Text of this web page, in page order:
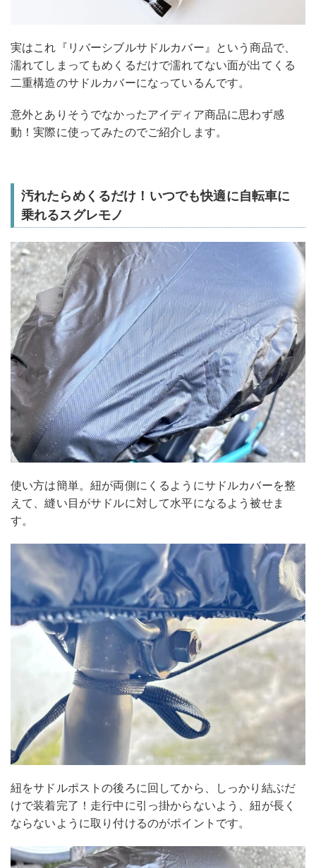
実はこれ『リバーシブルサドルカバー』という商品で、
濡れてしまってもめくるだけで濡れてない面が出てくる
二重構造のサドルカバーになっているんです。
意外とありそうでなかったアイディア商品に思わず感
動！実際に使ってみたのでご紹介します。
汚れたらめくるだけ！いつでも快適に自転車に
乗れるスグレモノ
使い方は簡単。紐が両側にくるようにサドルカバーを整
えて、縫い目がサドルに対して水平になるよう被せま
す。
紐をサドルポストの後ろに回してから、しっかり結ぶだ
けで装着完了！走行中に引っ掛からないよう、紐が長く
ならないように取り付けるのがポイントです。